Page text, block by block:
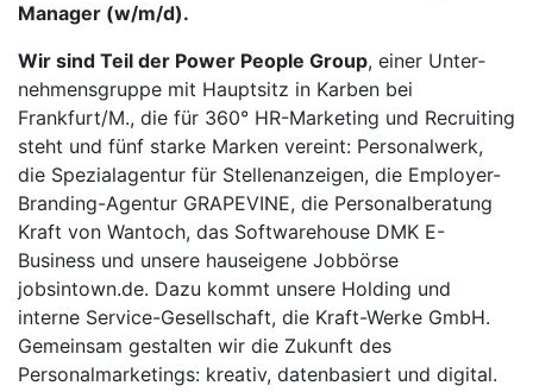
Manager (w/m/d).
Wir sind Teil der Power People Group, einer Unter­
nehmens­gruppe mit Haupt­sitz in Karben bei
Frankfurt/M., die für 360° HR-Marketing und Re­cruiting
steht und fünf starke Marken vereint: Personalwerk,
die Spe­zi­al­agentur für Stellenan­zei­gen, die Employer-
Branding-Agentur GRA­PE­VINE, die Perso­nal­­beratung
Kraft von Wantoch, das Softwarehouse DMK E-
Business und unsere hauseigene Jobbörse
jobsintown.de. Dazu kommt unsere Holding und
interne Service-Gesell­schaft, die Kraft-Wer­ke GmbH.
Gemeinsam gestalten wir die Zukunft des
Personalmarke­tings: kreativ, datenbasiert und digital.